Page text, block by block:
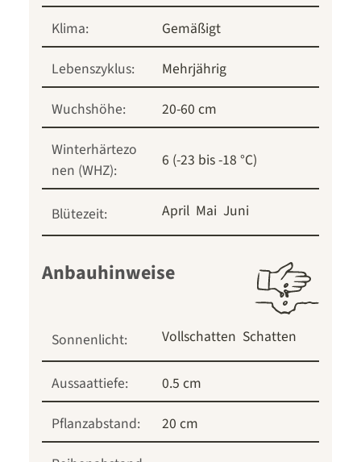
Klima:
Gemäßigt
Lebenszyklus:
Mehrjährig
Wuchshöhe:
20-60 cm
Winterhärtezo
nen (WHZ):
6 (-23 bis -18 °C)
Blütezeit: April Mai Juni
Anbauhinweise
Sonnenlicht: Vollschatten Schatten
Aussaattiefe:
0.5 cm
Pflanzabstand:
20 cm